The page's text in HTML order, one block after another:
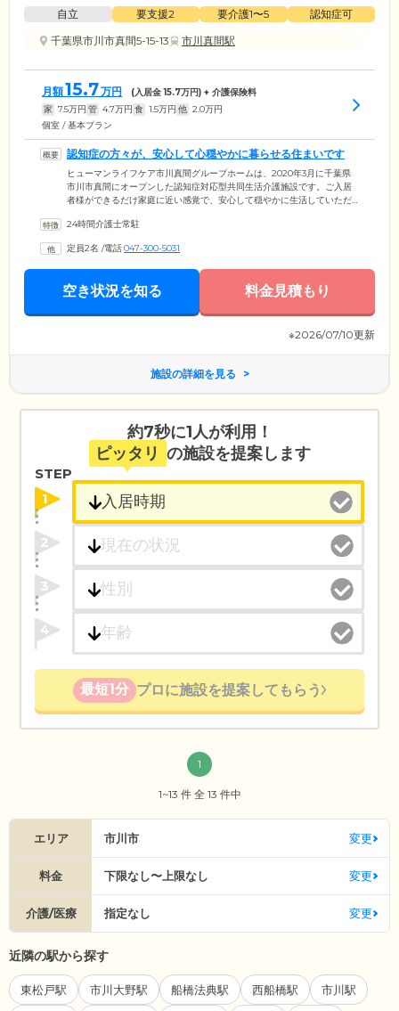
自立 要支援2 要介護1〜5
認知症可
千葉県市川市真間5-15-13
市川真間駅
月額15.7万円 (入居金15.7万円) + 介護保険料
家 7.5万円 管 4.7万円 食 1.5万円 他 2.0万円
個室 / 基本プラン
認知症の方々が、安心して心穏やかに暮らせる住まいです
ヒューマンライフケア市川真間グループホームは、2020年3月に千葉県
市川市真間にオープンした認知症対応型共同生活介護施設です。ご入居
者様ができるだけ家庭に近い感覚で、安心して穏やかに生活していただ
模に設定することで、職員の目が十分に届く範囲で、安心して日常生活
タッフが、ご入居者様の状態を適宜確認しながら、適切なタイミングで
声掛け。認知症のご入居者様にも、より活動的な生活をしていただける
24時間介護士常駐
定員2名 /電話047-300-5031
空き状況を知る 料金見積もり
※2026/07/10更新
施設の詳細を見る
約7秒に1人が利用！
ピッタリ の施設を提案します
STEP
1
2
3
4
最短1分 プロに施設を提案してもらう
1
1~13 件 全 13 件中
エリア 市川市 変更
料金 下限なし〜上限なし 変更
介護/医療 指定なし 変更
近隣の駅から探す
東松戸駅 市川大野駅 船橋法典駅 西船橋駅 市川駅